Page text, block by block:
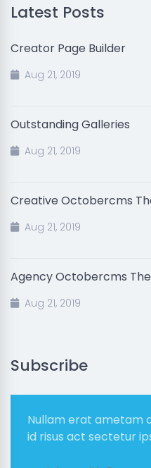
Latest Posts
Creator Page Builder
Aug 21, 2019
Outstanding Galleries
Aug 21, 2019
Creative Octobercms
Aug 21, 2019
Agency Octobercms
Aug 21, 2019
Subscribe
Nullam erat ametam
id risus act sectetur